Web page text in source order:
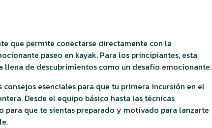
que permite conectarse directamente con la
paseo en kayak. Para los principiantes, esta
llena de descubrimientos como un desafío emocionante.
esenciales para que tu primera incursión en el
Desde el equipo básico hasta las técnicas
para que te sientas preparado y motivado para lanzarte